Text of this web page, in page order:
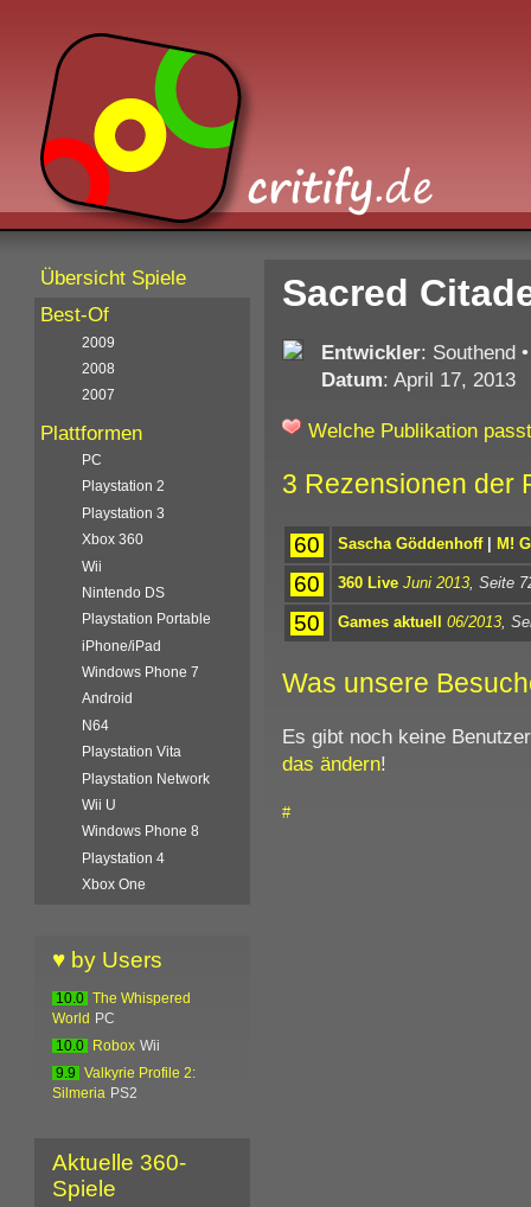
Sacred
Entwickler: Southend
Datum: April 17, 2013
Welche Publikation
3 Rezensionen der
60 Sascha Göddenhoff| M!
60 360 Live Juni 2013, Seite
50 Games aktuell 06/2013,
Was unsere
Es gibt noch keine
das ändern!
#
Übersicht Spiele
Best-Of
2009
2008
2007
Plattformen
PC
Playstation 2
Playstation 3
Xbox 360
Wii
Nintendo DS
Playstation Portable
iPhone/iPad
Windows Phone 7
Android
N64
Playstation Vita
Playstation Network
Wii U
Windows Phone 8
Playstation 4
Xbox One
♥ by Users
10.0
The Whispered
World
PC
10.0
Robox Wii
9.9
Valkyrie Profile 2:
Silmeria PS2
Aktuelle 360-
Spiele